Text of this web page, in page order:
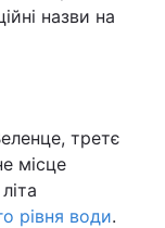
назви на
третє
місце
рівня води.